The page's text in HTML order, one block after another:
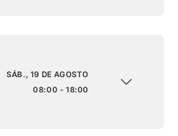
SÁB., 19 DE AGOSTO
08:00 - 18:00